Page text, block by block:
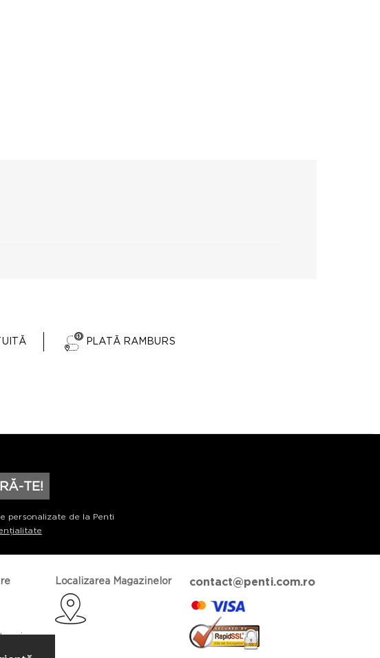
PLATĂ RAMBURS
TE!
personalizate de la Penti
Localizarea Magazinelor contact@penti.com.ro